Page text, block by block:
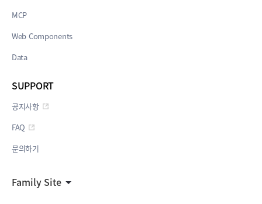
Family Site
MCP
Web Components
Data
SUPPORT
공지사항
FAQ
문의하기